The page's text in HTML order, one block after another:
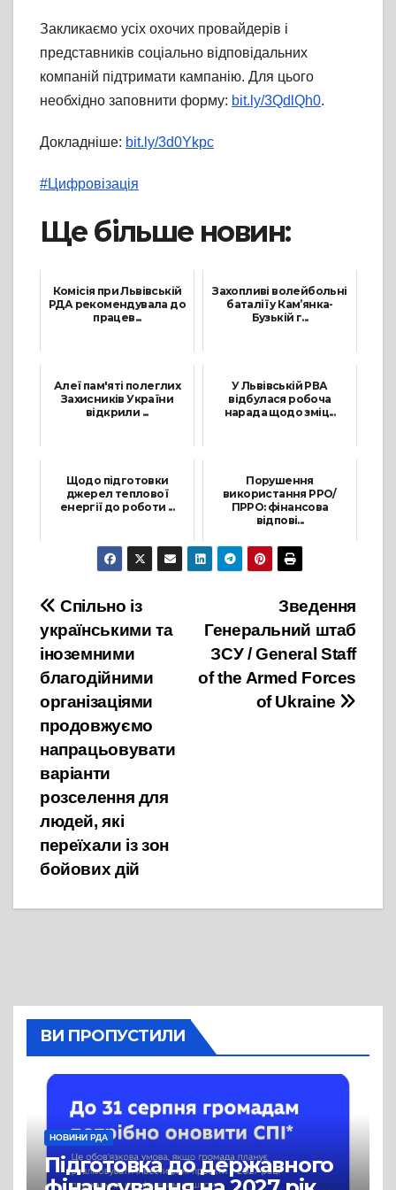
Закликаємо усіх охочих провайдерів і
представників соціально відповідальних
компаній підтримати кампанію. Для цього
необхідно заповнити форму: bit.ly/3QdlQh0.
Докладніше: bit.ly/3d0Ykpc
#Цифровізація
Ще більше новин:
Комісія при Львівській
РДА рекомендувала до
працев...
Захопливі волейбольні
баталії у Кам’янка-
Бузькій г...
Алеї пам'яті полеглих
Захисників України
відкрили ...
У Львівській РВА
відбулася робоча
нарада щодо зміц...
Щодо підготовки
джерел теплової
енергії до роботи ...
23 Липня, 2025
Порушення
використання РРО/
ПРРО: фінансова
відпові...
16 Серпня, 2023
Навігація
записів
Зведення
Генеральний штаб
ЗСУ / General Staff
of the Armed Forces
of Ukraine
Спільно із
українськими та
іноземними
благодійними
організаціями
продовжуємо
напрацьовувати
варіанти
розселення для
людей, які
переїхали із зон
бойових дій
ВИ ПРОПУСТИЛИ
НОВИНИ РДА
Підготовка до державного